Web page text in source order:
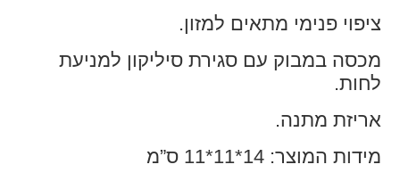
ציפוי פנימי מתאים למזון.
מכסה במבוק עם סגירת סיליקון למניעת
לחות.
אריזת מתנה.
מידות המוצר: 14*11*11 ס”מ